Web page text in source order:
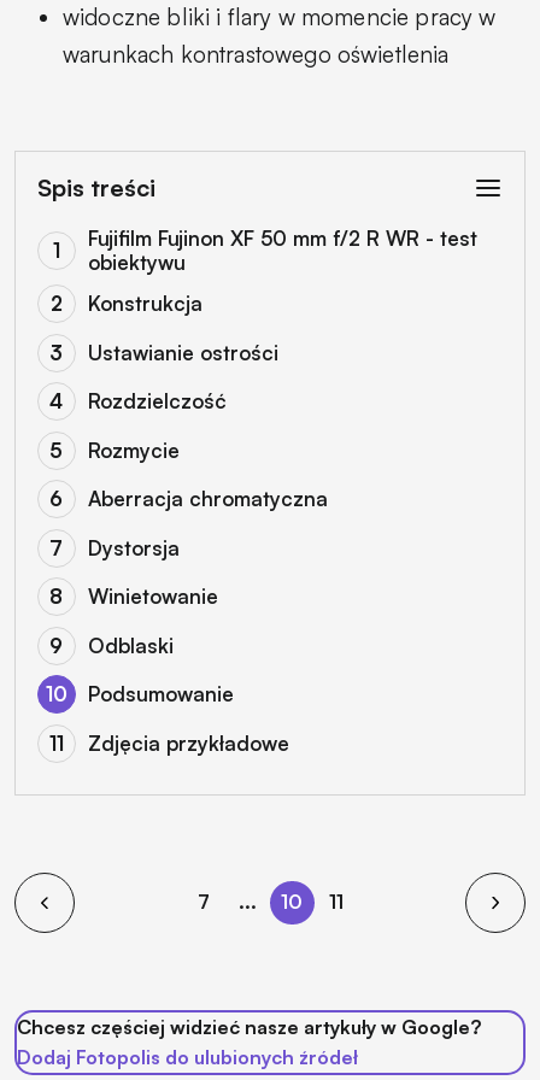
widoczne bliki i flary w momencie pracy w
warunkach kontrastowego oświetlenia
Spis treści
Fujifilm Fujinon XF 50 mm f/2 R WR - test
obiektywu
Konstrukcja
Ustawianie ostrości
Rozdzielczość
Rozmycie
Aberracja chromatyczna
Dystorsja
Winietowanie
Odblaski
Podsumowanie
Zdjęcia przykładowe
7 ... 10 11
Chcesz częściej widzieć nasze artykuły w Google?
Dodaj Fotopolis do ulubionych źródeł